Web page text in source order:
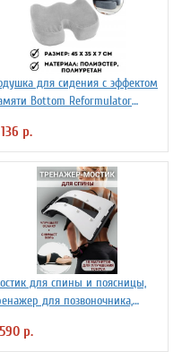
для сидения с эффектом
Bottom Reformulator
р.
для спины и поясницы,
для позвоночника,
р.